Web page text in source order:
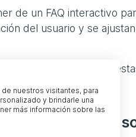
de un FAQ interactivo
del usuario y se
capitalizar las
de la
nuestros visitantes, para
y brindarle una
más información sobre las